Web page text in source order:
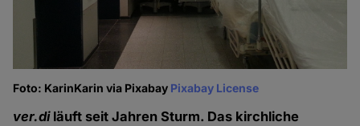
Foto: KarinKarin via Pixabay Pixabay License
ver.diläuft seit Jahren Sturm. Das kirchliche